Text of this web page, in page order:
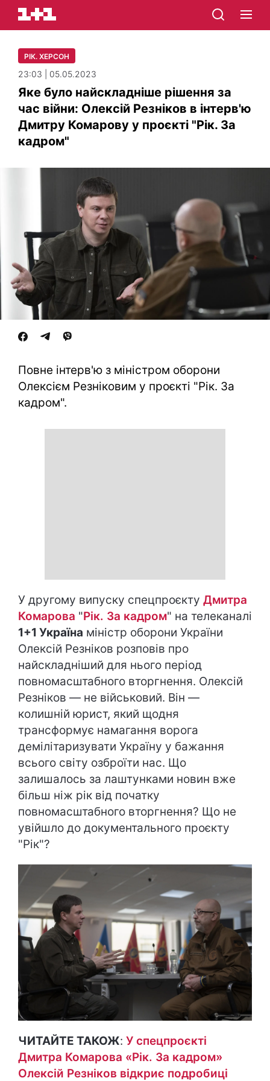
РІК. ХЕРСОН
23:03 | 05.05.2023
Яке було найскладніше рішення за
час війни: Олексій Резніков в інтерв'ю
Дмитру Комарову у проєкті "Рік. За
кадром"
Повне інтерв'ю з міністром оборони
Олексієм Резніковим у проєкті "Рік. За
кадром".
У другому випуску спецпроєкту Дмитра
Комарова "Рік. За кадром" на телеканалі
1+1 Україна міністр оборони України
Олексій Резніков розповів про
найскладніший для нього період
повномасштабного вторгнення. Олексій
Резніков — не військовий. Він —
колишній юрист, який щодня
трансформує намагання ворога
демілітаризувати Україну у бажання
всього світу озброїти нас. Що
залишалось за лаштунками новин вже
більш ніж рік від початку
повномасштабного вторгнення? Що не
увійшло до документального проєкту
"Рік"?
ЧИТАЙТЕ ТАКОЖ: У спецпроєкті
Дмитра Комарова «Рік. За кадром»
Олексій Резніков відкриє подробиці